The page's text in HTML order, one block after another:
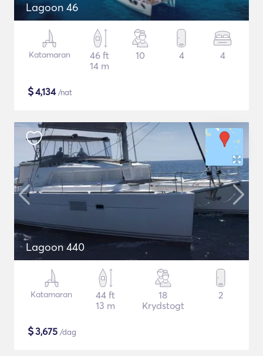
Lagoon 46
Katamaran
46 ft
14 m
10 4 4
$4,134/nat
Lagoon 440
Katamaran
44 ft
13 m
18
Krydstogt
2
$3,675 /dag